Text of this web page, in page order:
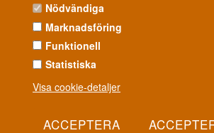
Nödvändiga
Marknadsföring
Funktionell
Statistiska
Visa cookie-detaljer
ROM